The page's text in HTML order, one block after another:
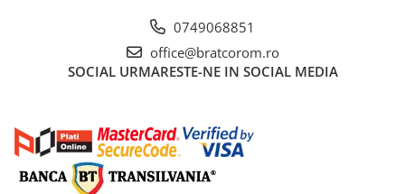
0749068851
office@bratcorom.ro
SOCIAL URMARESTE-NE IN SOCIAL MEDIA